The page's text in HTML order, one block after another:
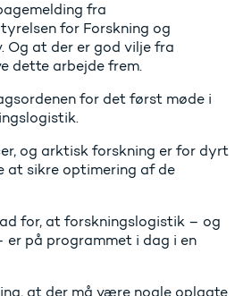
fra
for Forskning og
Og at der er god vilje fra
dette arbejde frem.
for det først møde i
og arktisk forskning er for dyrt
at sikre optimering af de
for, at forskningslogistik – og
er på programmet i dag i en
at der må være nogle oplagte